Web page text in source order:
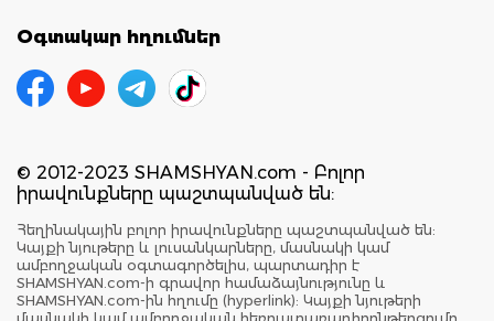
Օգտակար հղումներ
© 2012-2023 SHAMSHYAN.com - Բոլոր
իրավունքները պաշտպանված են:
Հեղինակային բոլոր իրավունքները պաշտպանված են:
Կայքի նյութերը և լուսանկարները, մասնակի կամ
ամբողջական օգտագործելիս, պարտադիր է
SHAMSHYAN.com-ի գրավոր համաձայնությունը և
SHAMSHYAN.com-ին հղումը (hyperlink): Կայքի նյութերի
մասնակի կամ ամբողջական հեռուստառադիոընթերցումը,